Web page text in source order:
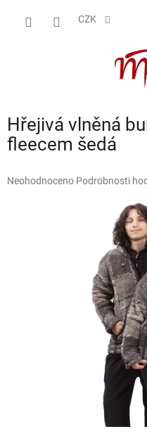
CZK
Hřejivá vlněná
fleecem šedá
Průměrné
Neohodnoceno Podrobnosti